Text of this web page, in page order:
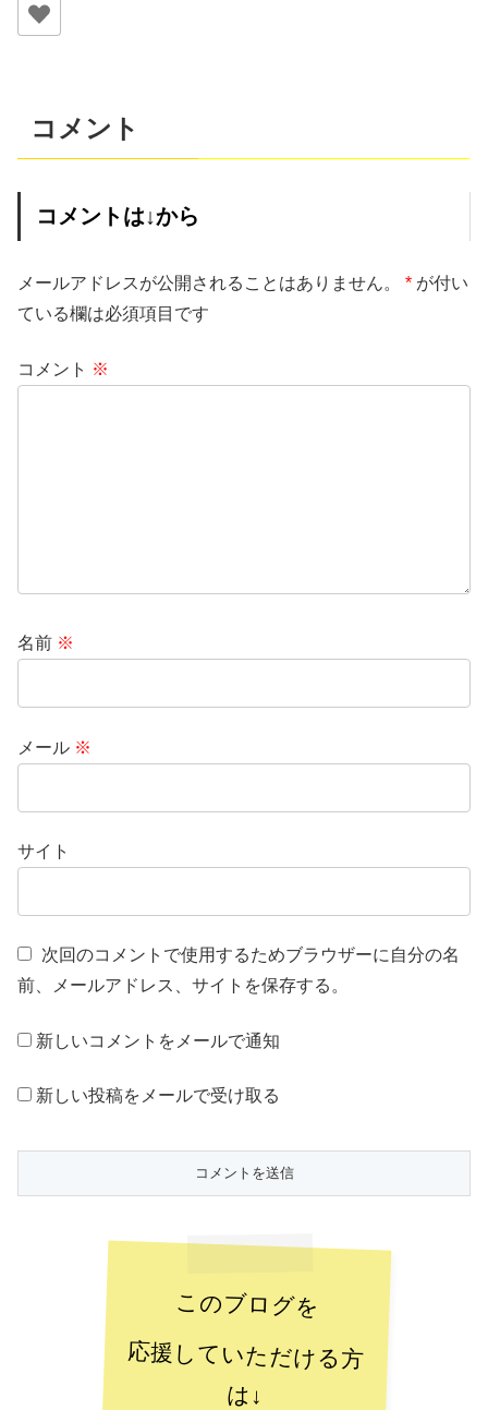
コメント
コメントは↓から
メールアドレスが公開されることはありません。 * が付い
ている欄は必須項目です
コメント ※
名前 ※
メール ※
サイト
次回のコメントで使用するためブラウザーに自分の名
前、メールアドレス、サイトを保存する。
新しいコメントをメールで通知
新しい投稿をメールで受け取る
このブログを
応援していただける方
は↓